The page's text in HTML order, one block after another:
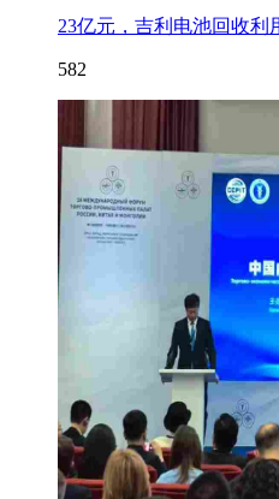
23亿元，吉利电池回收利
582